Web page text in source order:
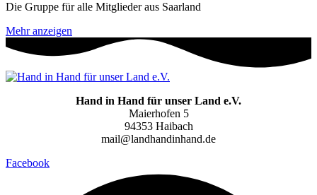
Die Gruppe für alle Mitglieder aus Saarland
Mehr anzeigen
Hand in Hand für unser Land e.V.
Maierhofen 5
94353 Haibach
mail@landhandinhand.de
Facebook